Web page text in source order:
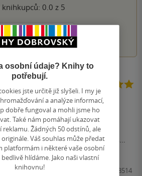
0.0 z 5
1 2 3 4 5
Browna. Napínavý dej
historickými fakty . Už se
zfilmovan. Doufám že bude a s
prof Langdonem
Kniha, Argo, 2013, 9788025708514
osobní údaje? Knihy to
potřebují.
jste určitě již slyšeli. I my je
a analýze informací,
dobře fungoval a mohli jsme ho
Také nám pomáhají ukazovat
reklamu. Žádných 50 odstínů, ale
Váš souhlas může předat
platformám i některé vaše osobní
bedlivě hlídáme. Jako naši vlastní
knihovnu!